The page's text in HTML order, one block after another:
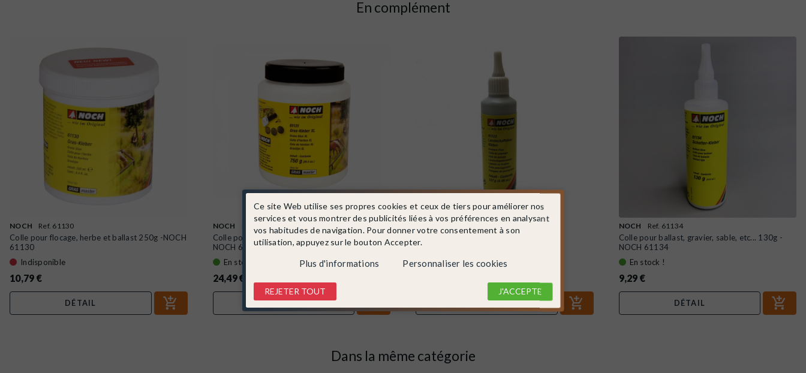
En complément
NOCH Ref. 61130
Colle pour flocage, herbe et ballast 250g -NOCH
61130
Indisponible
10,79 €
DÉTAIL
NOCH Ref. 61131
Colle pour flocage, herbe et ballast 750g -
NOCH 61131
En stock !
24,49 €
DÉTAIL
En stock !
DÉTAIL
NOCH Ref. 61134
Colle pour ballast, gravier, sable, etc... 130g -
NOCH 61134
En stock !
9,29 €
DÉTAIL
Dans la même catégorie
Ce site Web utilise ses propres cookies et ceux de tiers pour améliorer nos
services et vous montrer des publicités liées à vos préférences en analysant
vos habitudes de navigation. Pour donner votre consentement à son
utilisation, appuyez sur le bouton Accepter.
Plus d'informations Personnaliser les cookies
REJETER TOUT J'ACCEPTE